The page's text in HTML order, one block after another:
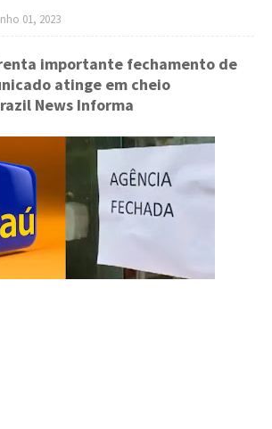
01, 2023
importante fechamento de
atinge em cheio
News Informa